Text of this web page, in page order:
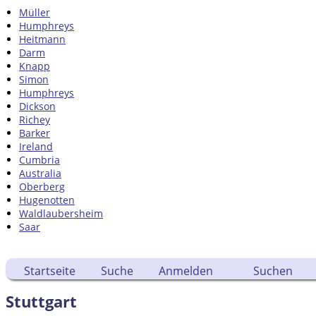
Müller
Humphreys
Heitmann
Darm
Knapp
Simon
Humphreys
Dickson
Richey
Barker
Ireland
Cumbria
Australia
Oberberg
Hugenotten
Waldlaubersheim
Saar
Startseite Suche Anmelden Suchen
Stuttgart